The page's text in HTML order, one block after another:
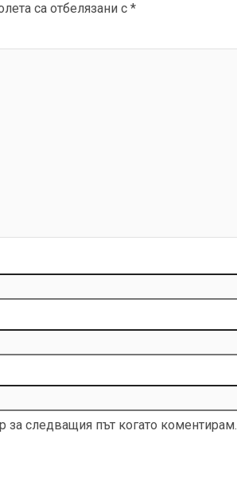
са отбелязани с *
за следващия път когато коментирам.